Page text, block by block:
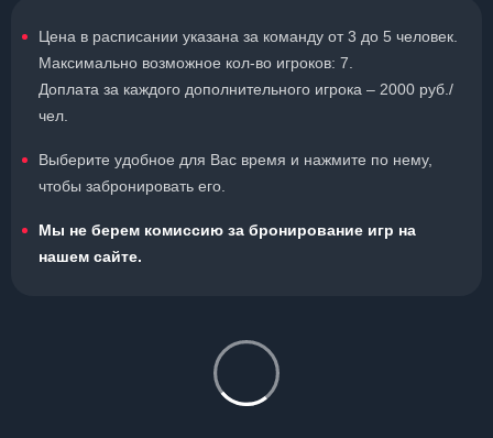
Цена в расписании указана за команду от 3 до 5 человек.
Максимально возможное кол-во игроков: 7.
Доплата за каждого дополнительного игрока – 2000 руб./
чел.
Выберите удобное для Вас время и нажмите по нему,
чтобы забронировать его.
Мы не берем комиссию за бронирование игр на
нашем сайте.